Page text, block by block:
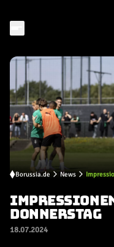
Borussia.de News
DONNERSTAG
18.07.2024